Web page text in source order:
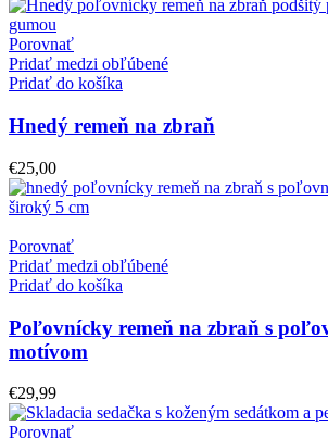
Porovnať
Pridať medzi obľúbené
Pridať do košíka
Hnedý remeň na zbraň
€25,00
Porovnať
Pridať medzi obľúbené
Pridať do košíka
Poľovnícky remeň na zbraň s
motívom
€29,99
Porovnať